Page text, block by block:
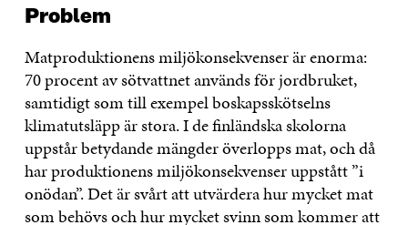
Problem
Matproduktionens miljökonsekvenser är enorma:
70 procent av sötvattnet används för jordbruket,
samtidigt som till exempel boskapsskötselns
klimatutsläpp är stora. I de finländska skolorna
uppstår betydande mängder överlopps mat, och då
har produktionens miljökonsekvenser uppstått ”i
onödan”. Det är svårt att utvärdera hur mycket mat
som behövs och hur mycket svinn som kommer att